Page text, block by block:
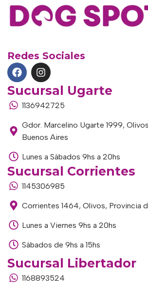
Redes Sociales
Sucursal Ugarte
1136942725
Gdor. Marcelino Ugarte 1999,
Buenos Aires
Lunes a Sábados 9hs a 20hs
Sucursal Corrientes
1145306985
Corrientes 1464, Olivos, Provincia
Lunes a Viernes 9hs a 20hs
Sábados de 9hs a 15hs
Sucursal Libertador
1168893524